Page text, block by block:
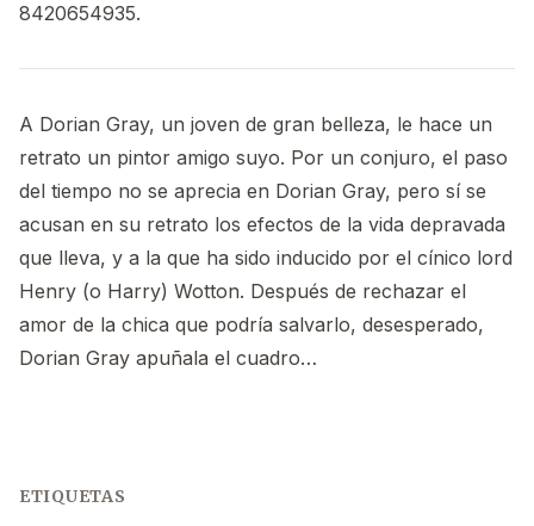
8420654935.
A Dorian Gray, un joven de gran belleza, le hace un
retrato un pintor amigo suyo. Por un conjuro, el paso
del tiempo no se aprecia en Dorian Gray, pero sí se
acusan en su retrato los efectos de la vida depravada
que lleva, y a la que ha sido inducido por el cínico lord
Henry (o Harry) Wotton. Después de rechazar el
amor de la chica que podría salvarlo, desesperado,
Dorian Gray apuñala el cuadro…
ETIQUETAS